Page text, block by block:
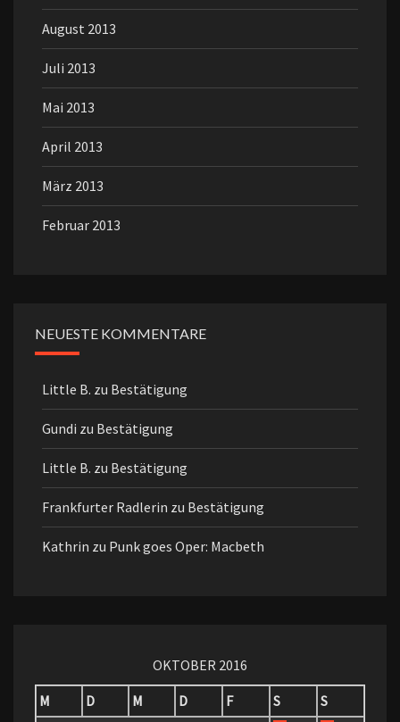
August 2013
Juli 2013
Mai 2013
April 2013
März 2013
Februar 2013
NEUESTE KOMMENTARE
Little B. zu Bestätigung
Gundi zu Bestätigung
Little B. zu Bestätigung
Frankfurter Radlerin zu Bestätigung
Kathrin zu Punk goes Oper: Macbeth
OKTOBER 2016
M
D M D F S
S